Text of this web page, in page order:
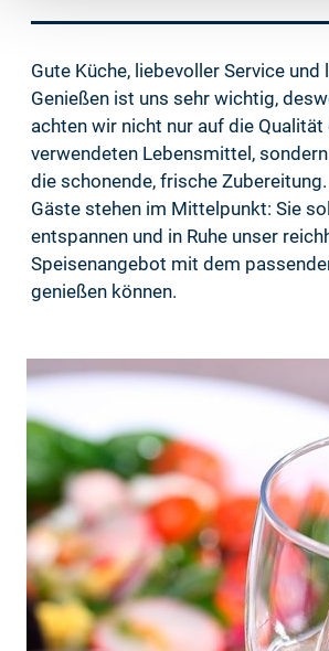
Gute Küche, liebevoller Service und
Genießen ist uns sehr wichtig,
achten wir nicht nur auf die Qualität
verwendeten Lebensmittel,
die schonende, frische
Gäste stehen im Mittelpunkt: Sie
entspannen und in Ruhe unser
Speisenangebot mit dem
genießen können.